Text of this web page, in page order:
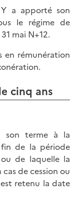
a apporté son
le régime de
mai N+12.
en rémunération
cinq ans
son terme à la
de la période
de laquelle la
de cession ou
retenu la date